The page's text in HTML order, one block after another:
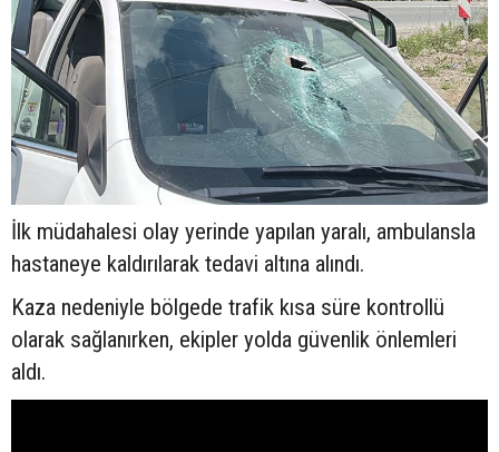
İlk müdahalesi olay yerinde yapılan yaralı, ambulansla
hastaneye kaldırılarak tedavi altına alındı.
Kaza nedeniyle bölgede trafik kısa süre kontrollü
olarak sağlanırken, ekipler yolda güvenlik önlemleri
aldı.